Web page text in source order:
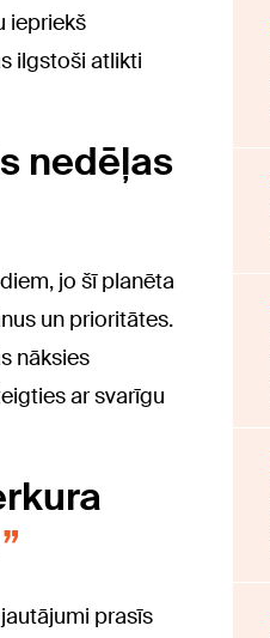
iepriekš
ilgstoši atlikti
nedēļas
jo šī planēta
un prioritātes.
nāksies
ar svarīgu
prasīs